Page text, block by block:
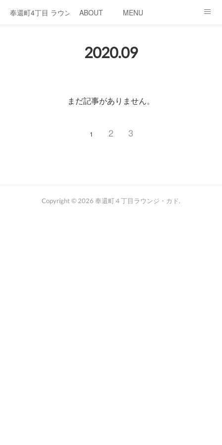
奉還町4丁目 ラウンジ・カド
ABOUT MENU
2020.09
まだ記事がありません。
1 2 3
Copyright © 2026 奉還町４丁目ラウンジ・カド.